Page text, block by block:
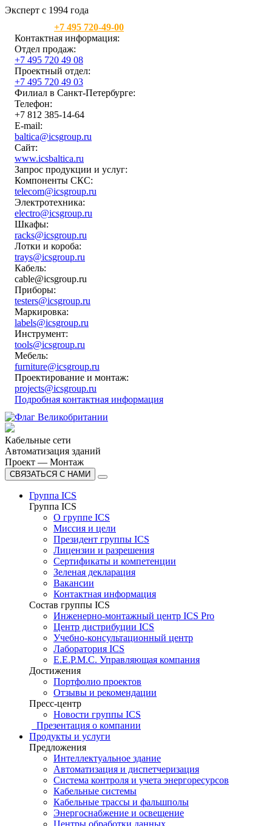
Эксперт с 1994 года
+7 495 720-49-00
Контактная информация:
Отдел продаж:
+7 495 720 49 08
Проектный отдел:
+7 495 720 49 03
Филиал в Санкт-Петербурге:
Телефон:
+7 812 385-14-64
E-mail:
baltica@icsgroup.ru
Сайт:
www.icsbaltica.ru
Запрос продукции и услуг:
Компоненты СКС:
telecom@icsgroup.ru
Электротехника:
electro@icsgroup.ru
Шкафы:
racks@icsgroup.ru
Лотки и короба:
trays@icsgroup.ru
Кабель:
cable@icsgroup.ru
Приборы:
testers@icsgroup.ru
Маркировка:
labels@icsgroup.ru
Инструмент:
tools@icsgroup.ru
Мебель:
furniture@icsgroup.ru
Проектирование и монтаж:
projects@icsgroup.ru
Подробная контактная информация
Кабельные сети
Автоматизация зданий
Проект — Монтаж
СВЯЗАТЬСЯ С НАМИ
Группа ICS
Группа ICS
О группе ICS
Миссия и цели
Президент группы ICS
Лицензии и разрешения
Сертификаты и компетенции
Зеленая декларация
Вакансии
Контактная информация
Состав группы ICS
Инженерно-монтажный центр ICS Pro
Центр дистрибуции ICS
Учебно-консультационный центр
Лаборатория ICS
E.E.P.M.C. Управляющая компания
Достижения
Портфолио проектов
Отзывы и рекомендации
Пресс-центр
Новости группы ICS
Презентация о компании
Продукты и услуги
Предложения
Интеллектуальное здание
Автоматизация и диспетчеризация
Система контроля и учета энергоресурсов
Кабельные системы
Кабельные трассы и фальшполы
Энергоснабжение и освещение
Центры обработки данных